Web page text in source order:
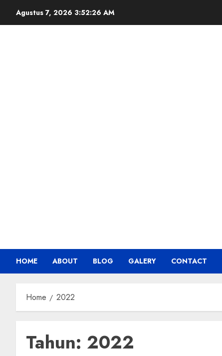
Agustus 7, 2026 3:52:27 AM
HOME ABOUT BLOG GALERY CONTACT
Home 2022
Tahun: 2022